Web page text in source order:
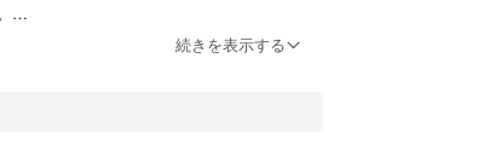
続きを表示する